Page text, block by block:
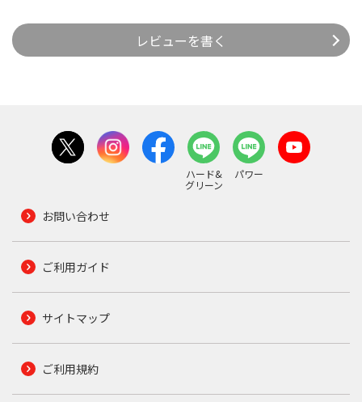
レビューを書く
ハード&
グリーン
パワー
お問い合わせ
ご利用ガイド
サイトマップ
ご利用規約